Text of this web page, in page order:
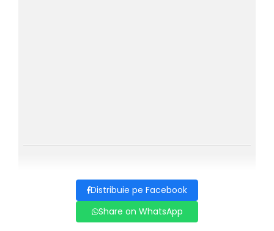
teatru captivantă și memorabilă.
Spectacolul este unul dintre cele mai longevive spectacole
de magie din Marea Britanie, fiind prezentat anual din
2016.
Distribuie pe Facebook
Share on WhatsApp